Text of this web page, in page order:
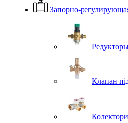
Запорно-
Клапан